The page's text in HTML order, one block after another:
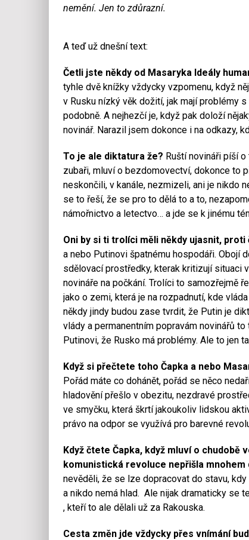
nemění. Jen to zdůrazní.
A teď už dnešní text:
Četli jste někdy od Masaryka Ideály
tyhle dvě knížky vždycky vzpomenu, když
v Rusku nízký věk dožití, jak mají problémy
podobně. A nejhezčí je, když pak doloží
novinář. Narazil jsem dokonce i na odkazy,
To je ale diktatura že? Ruští novináři píší
zubaři, mluví o bezdomovectví, dokonce to
neskončili, v kanále, nezmizeli, ani je nikdo
se to řeší, že se pro to dělá to a to,
námořnictvo a letectvo… a jde se k jinému
Oni by si ti trolíci měli někdy ujasnit,
a nebo Putinovi špatnému hospodáři. Obojí
sdělovací prostředky, kterak kritizují situaci
novináře na počkání. Trolíci to samozřejmě
jako o zemi, která je na rozpadnutí, kde
někdy jindy budou zase tvrdit, že Putin je
vlády a permanentním popravám novinářů
Putinovi, že Rusko má problémy. Ale to jen
Když si přečtete toho Čapka a nebo
Pořád máte co dohánět, pořád se něco
hladovění přešlo v obezitu, nezdravé
ve smyčku, která škrtí jakoukoliv lidskou
právo na odpor se využívá pro barevné
Když čtete Čapka, když mluví o
komunistická revoluce nepřišla mnohem
nevěděli, že se lze dopracovat do stavu,
a nikdo nemá hlad. Ale nijak dramaticky se
, kteří to ale dělali už za Rakouska.
Cesta změn jde vždycky přes vnímání